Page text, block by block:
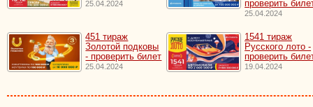
25.04.2024
проверить
25.04.2024
451 тираж
Золотой подковы
- проверить билет
25.04.2024
1541 тираж
Русского лото -
проверить
19.04.2024